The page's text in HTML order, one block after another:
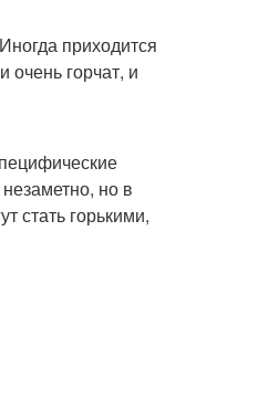
приходится
очень горчат, и
но в
стать горькими,